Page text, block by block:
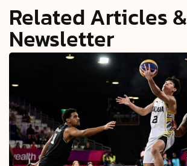
Related Articles &
Newsletter